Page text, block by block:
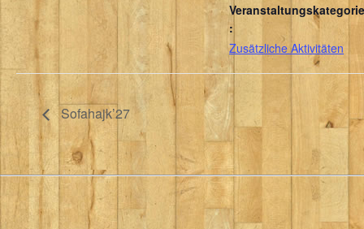
Veranstaltungskategorie
:
Zusätzliche Aktivitäten
Sofahajk’27